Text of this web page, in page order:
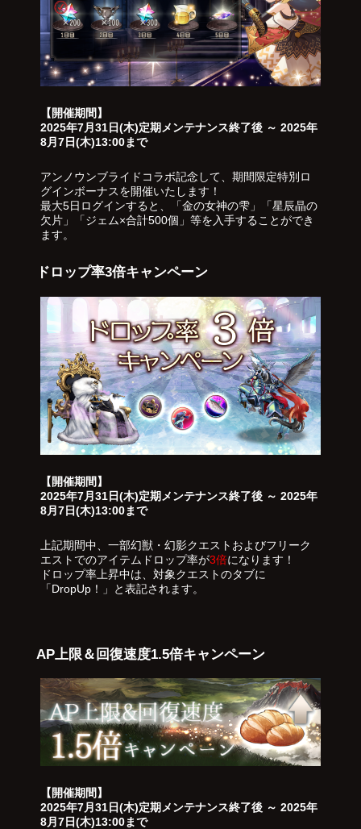
【開催期間】
2025年7月31日(木)定期メンテナンス終了後 ～ 2025年
8月7日(木)13:00まで
アンノウンブライドコラボ記念して、期間限定特別ロ
グインボーナスを開催いたします！
最大5日ログインすると、「金の女神の雫」「星辰晶の
欠片」「ジェム×合計500個」等を入手することができ
ます。
ドロップ率3倍キャンペーン
【開催期間】
2025年7月31日(木)定期メンテナンス終了後 ～ 2025年
8月7日(木)13:00まで
上記期間中、一部幻獣・幻影クエストおよびフリーク
エストでのアイテムドロップ率が3倍になります！
ドロップ率上昇中は、対象クエストのタブに
「DropUp！」と表記されます。
AP上限＆回復速度1.5倍キャンペーン
【開催期間】
2025年7月31日(木)定期メンテナンス終了後 ～ 2025年
8月7日(木)13:00まで